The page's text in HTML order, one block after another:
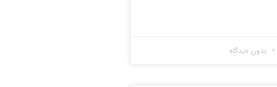
بدون دیدگاه